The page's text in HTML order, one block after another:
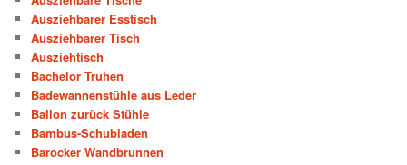
Ausziehbarer Esstisch
Ausziehbarer Tisch
Ausziehtisch
Bachelor Truhen
Badewannenstühle aus Leder
Ballon zurück Stühle
Bambus-Schubladen
Barocker Wandbrunnen